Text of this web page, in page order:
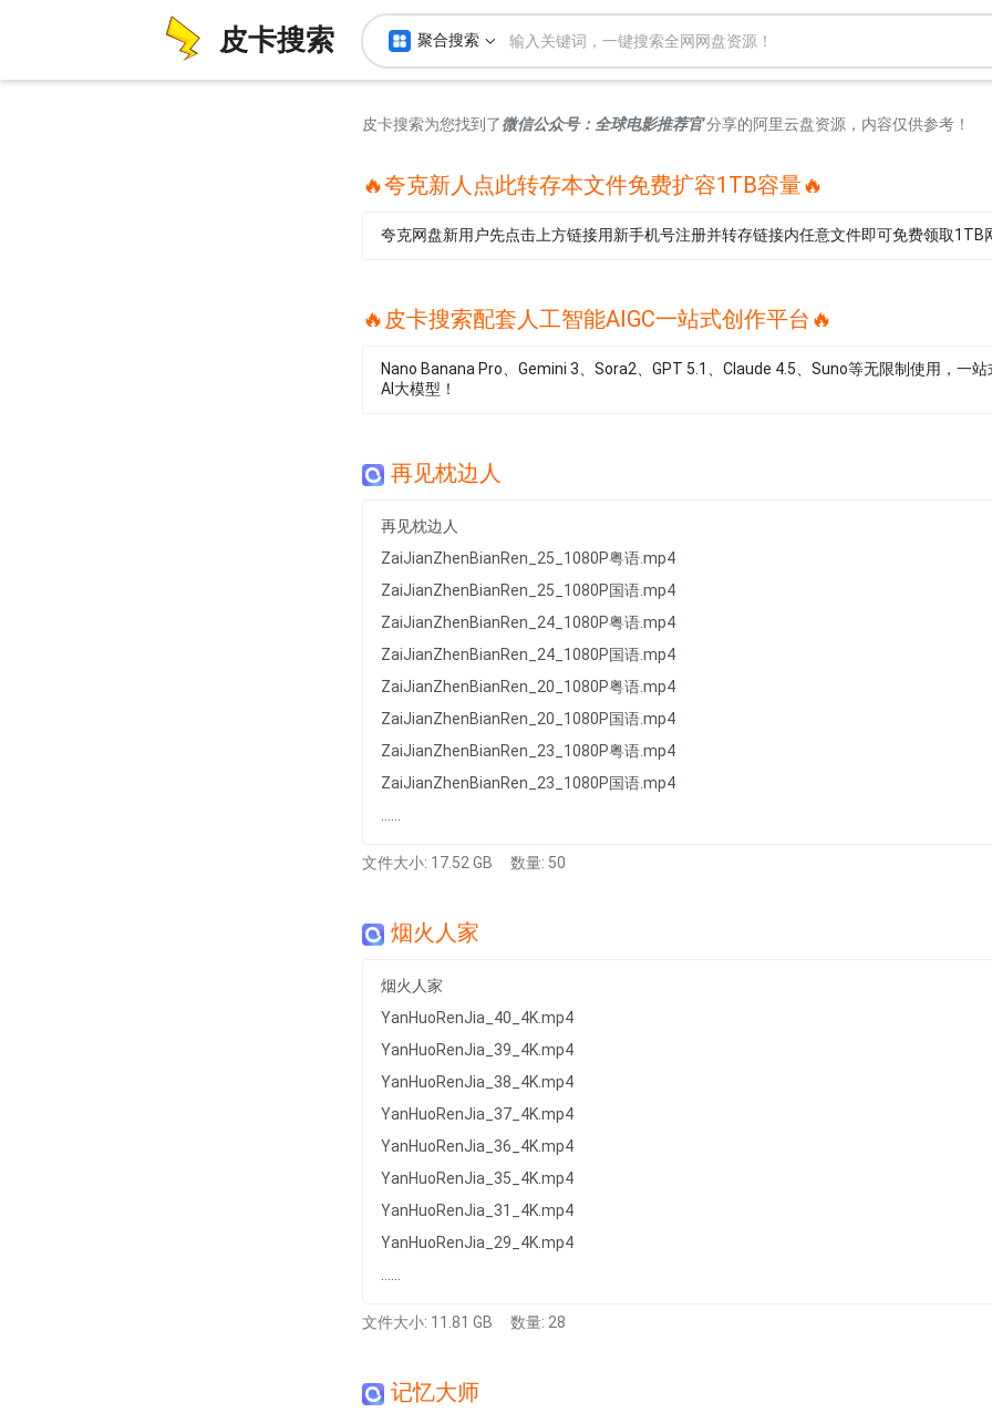
皮卡搜索 聚合搜索
皮卡搜索为您找到了微信公众号：全球电影推荐官分享的阿里云盘资源，内容仅供参考！
🔥夸克新人点此转存本文件免费扩容1TB容量🔥
夸克网盘新用户先点击上方链接用新手机号注册并转存链接内任意文件即可免费领取1TB
🔥皮卡搜索配套人工智能AIGC一站式创作平台🔥
Nano Banana Pro、Gemini 3、Sora2、GPT 5.1、Claude 4.5、Suno等无限制使用，一
AI大模型！
再见枕边人
再见枕边人
ZaiJianZhenBianRen_25_1080P粤语.mp4
ZaiJianZhenBianRen_25_1080P国语.mp4
ZaiJianZhenBianRen_24_1080P粤语.mp4
ZaiJianZhenBianRen_24_1080P国语.mp4
ZaiJianZhenBianRen_20_1080P粤语.mp4
ZaiJianZhenBianRen_20_1080P国语.mp4
ZaiJianZhenBianRen_23_1080P粤语.mp4
ZaiJianZhenBianRen_23_1080P国语.mp4
文件大小: 17.52 GB 数量: 50
烟火人家
烟火人家
YanHuoRenJia_40_4K.mp4
YanHuoRenJia_39_4K.mp4
YanHuoRenJia_38_4K.mp4
YanHuoRenJia_37_4K.mp4
YanHuoRenJia_36_4K.mp4
YanHuoRenJia_35_4K.mp4
YanHuoRenJia_31_4K.mp4
YanHuoRenJia_29_4K.mp4
文件大小: 11.81 GB 数量: 28
记忆大师